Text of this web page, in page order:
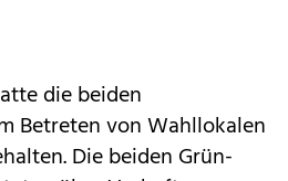
die beiden
Betreten von Wahllokalen
Die beiden Grün-